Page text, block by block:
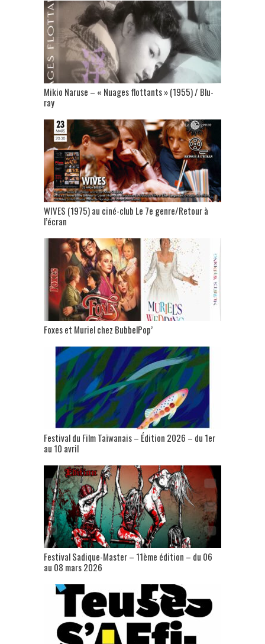
Mikio Naruse – « Nuages flottants » (1955) / Blu-
ray
WIVES (1975) au ciné-club Le 7e genre/Retour à
l’écran
Foxes et Muriel chez BubbelPop’
Festival du Film Taïwanais – Édition 2026 – du 1er
au 10 avril
Festival Sadique-Master – 11ème édition – du 06
au 08 mars 2026